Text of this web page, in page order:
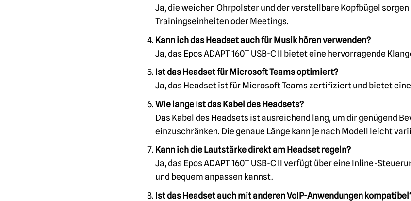
Ja, die weichen Ohrpolster und der verstellbare Kopfbügel
Trainingseinheiten oder Meetings.
Kann ich das Headset auch für Musik hören verwenden?
Ja, das Epos ADAPT 160T USB-C II bietet eine hervorragende
Ist das Headset für Microsoft Teams optimiert?
Ja, das Headset ist für Microsoft Teams zertifiziert und bietet
Wie lange ist das Kabel des Headsets?
Das Kabel des Headsets ist ausreichend lang, um dir genügend
einzuschränken. Die genaue Länge kann je nach Modell leicht
Kann ich die Lautstärke direkt am Headset regeln?
Ja, das Epos ADAPT 160T USB-C II verfügt über eine Inline-
und bequem anpassen kannst.
Ist das Headset auch mit anderen VoIP-Anwendungen